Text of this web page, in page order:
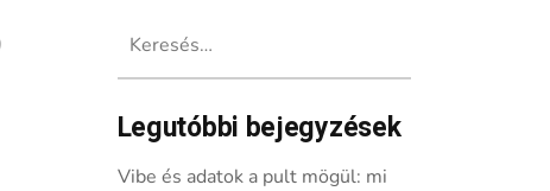
Legutóbbi bejegyzések
Vibe és adatok a pult mögül: mi